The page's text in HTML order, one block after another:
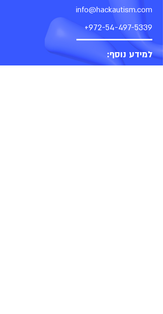
למידע נוסף:
תקנון העמותה
info@hackautism.com
+972-54-497-5339